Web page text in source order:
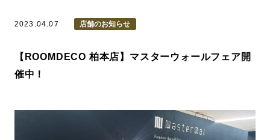
2023.04.07 店舗のお知らせ
【ROOMDECO 柏本店】マスターウォールフェア開
催中！